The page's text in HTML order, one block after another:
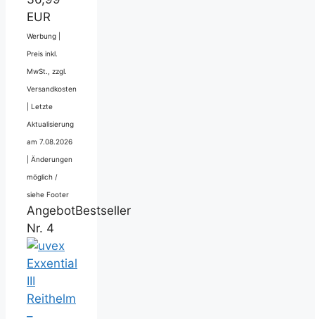
EUR
Werbung |
Preis inkl.
MwSt., zzgl.
Versandkosten
Letzte
Aktualisierung
am 7.08.2026
Änderungen
möglich /
siehe Footer
AngebotBestseller
Nr. 4